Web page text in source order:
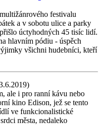
festivalu
a v sobotu ulice a parky
úctyhodných 45 tisíc lidí.
hlavním pódiu - úspěch
všichni hudebníci, kteří
ale i pro ranní kávu nebo
kino Edison, jež se tento
ve funkcionalistické
města, nedaleko